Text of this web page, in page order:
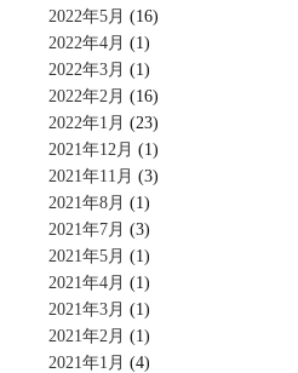
2022年5月 (16)
2022年4月 (1)
2022年3月 (1)
2022年2月 (16)
2022年1月 (23)
2021年12月 (1)
2021年11月 (3)
2021年8月 (1)
2021年7月 (3)
2021年5月 (1)
2021年4月 (1)
2021年3月 (1)
2021年2月 (1)
2021年1月 (4)